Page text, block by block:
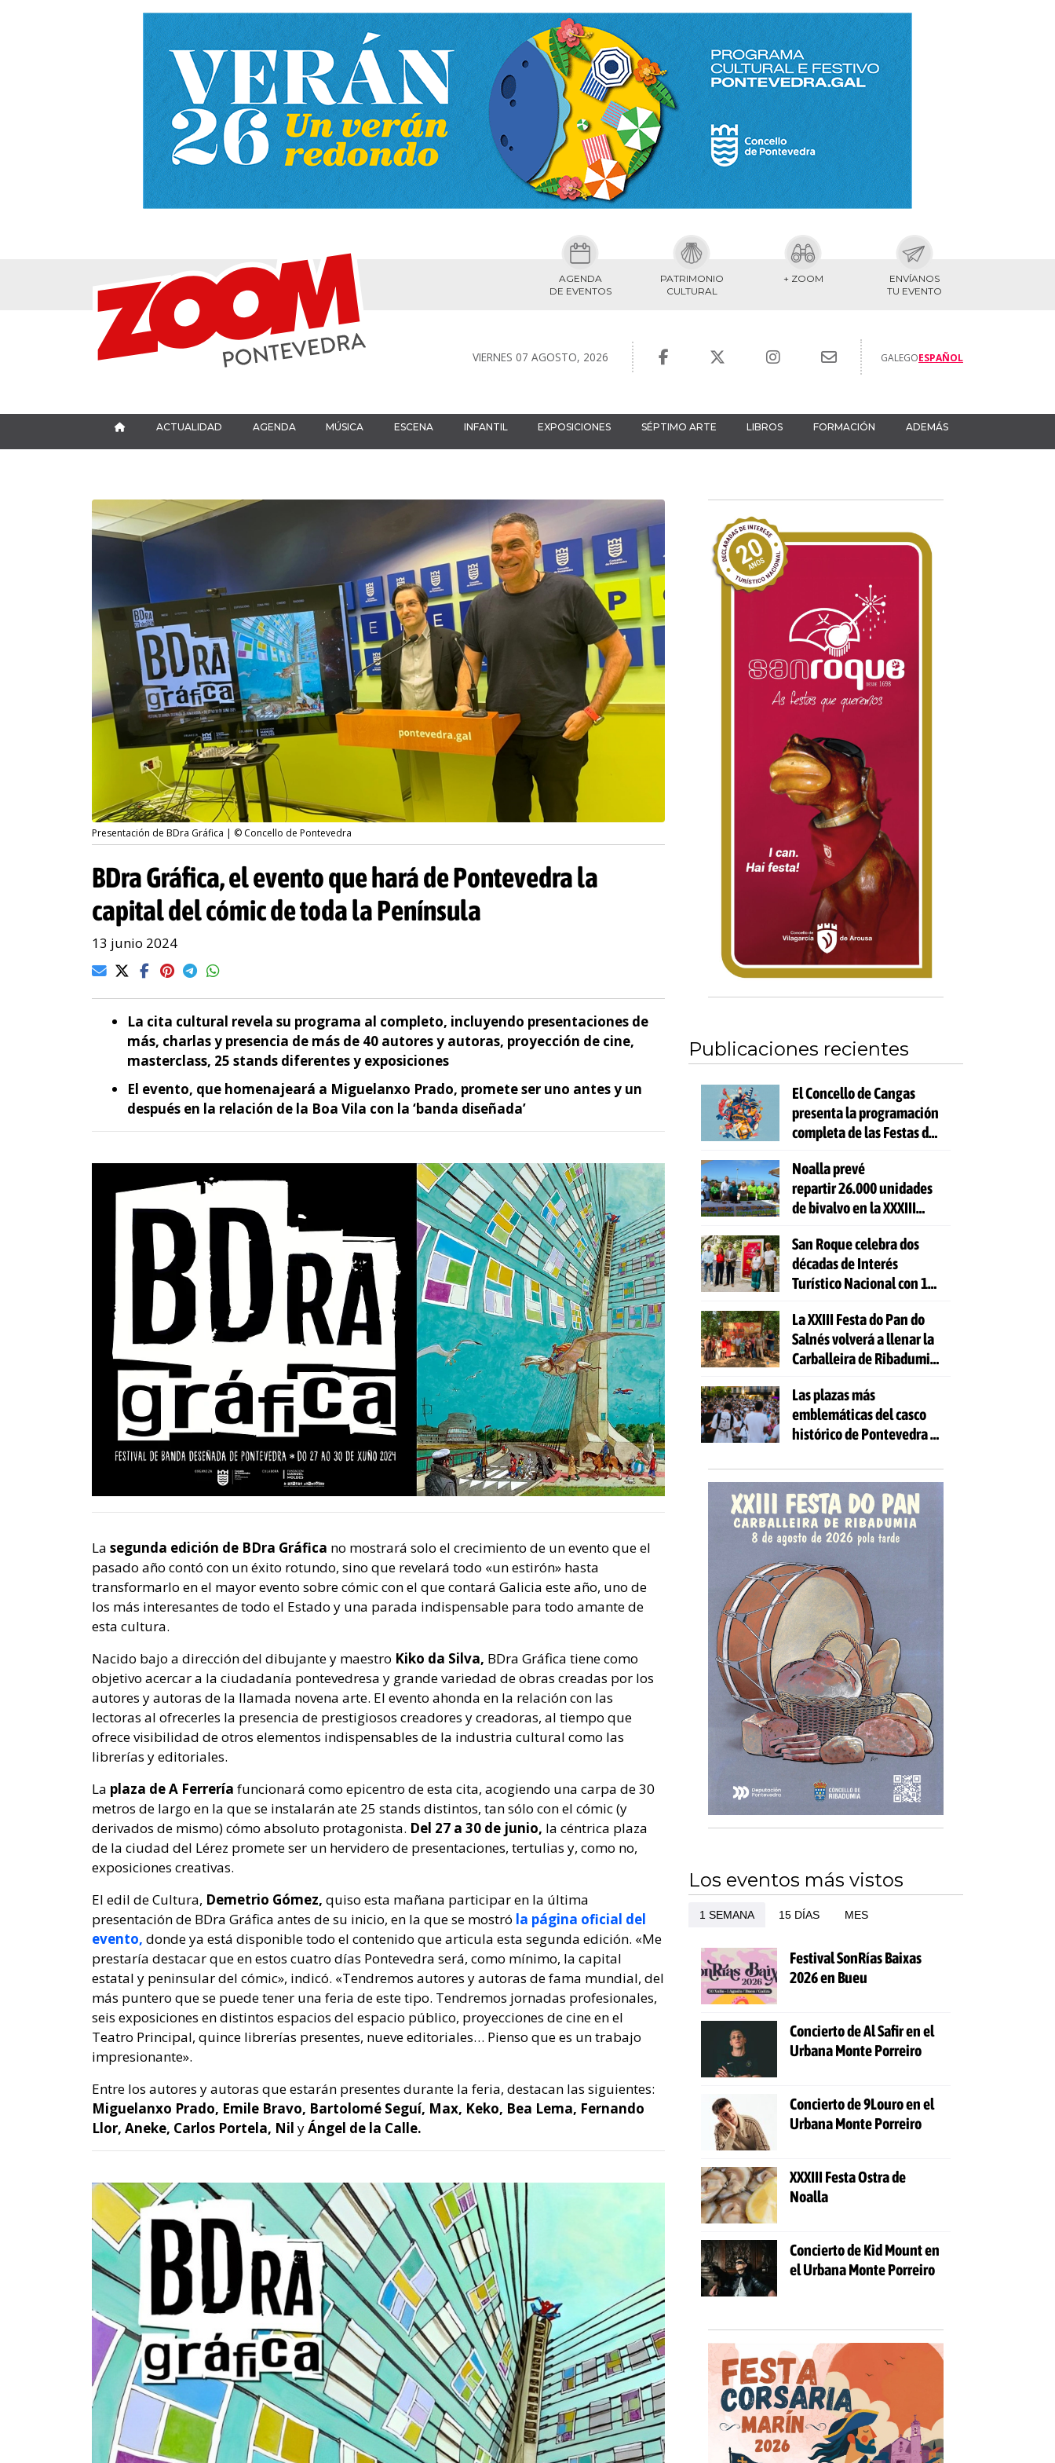
AGENDA
DE EVENTOS
PATRIMONIO
CULTURAL
+ ZOOM
ENVÍANOS
TU EVENTO
VIERNES 07 AGOSTO, 2026 GALEGOESPAÑOL
ACTUALIDAD AGENDA MÚSICA ESCENA INFANTIL EXPOSICIONES SÉPTIMO ARTE LIBROS FORMACIÓN ADEMÁS
Presentación de BDra Gráfica | © Concello de Pontevedra
BDra Gráfica, el evento que hará de Pontevedra la
capital del cómic de toda la Península
13 junio 2024
La cita cultural revela su programa al completo, incluyendo presentaciones de
más, charlas y presencia de más de 40 autores y autoras, proyección de cine,
masterclass, 25 stands diferentes y exposiciones
El evento, que homenajeará a Miguelanxo Prado, promete ser uno antes y un
después en la relación de la Boa Vila con la ‘banda diseñada’
La segunda edición de BDra Gráfica no mostrará solo el crecimiento de un evento que el
pasado año contó con un éxito rotundo, sino que revelará todo «un estirón» hasta
transformarlo en el mayor evento sobre cómic con el que contará Galicia este año, uno de
los más interesantes de todo el Estado y una parada indispensable para todo amante de
esta cultura.
Nacido bajo a dirección del dibujante y maestro Kiko da Silva, BDra Gráfica tiene como
objetivo acercar a la ciudadanía pontevedresa y grande variedad de obras creadas por los
autores y autoras de la llamada novena arte. El evento ahonda en la relación con las
lectoras al ofrecerles la presencia de prestigiosos creadores y creadoras, al tiempo que
ofrece visibilidad de otros elementos indispensables de la industria cultural como las
librerías y editoriales.
La plaza de A Ferrería funcionará como epicentro de esta cita, acogiendo una carpa de 30
metros de largo en la que se instalarán ate 25 stands distintos, tan sólo con el cómic (y
derivados de mismo) cómo absoluto protagonista. Del 27 a 30 de junio, la céntrica plaza
de la ciudad del Lérez promete ser un hervidero de presentaciones, tertulias y, como no,
exposiciones creativas.
El edil de Cultura, Demetrio Gómez, quiso esta mañana participar en la última
presentación de BDra Gráfica antes de su inicio, en la que se mostró la página oficial del
evento, donde ya está disponible todo el contenido que articula esta segunda edición. «Me
prestaría destacar que en estos cuatro días Pontevedra será, como mínimo, la capital
estatal y peninsular del cómic», indicó. «Tendremos autores y autoras de fama mundial, del
más puntero que se puede tener una feria de este tipo. Tendremos jornadas profesionales,
seis exposiciones en distintos espacios del espacio público, proyecciones de cine en el
Teatro Principal, quince librerías presentes, nueve editoriales… Pienso que es un trabajo
impresionante».
Entre los autores y autoras que estarán presentes durante la feria, destacan las siguientes:
Miguelanxo Prado, Emile Bravo, Bartolomé Seguí, Max, Keko, Bea Lema, Fernando
Llor, Aneke, Carlos Portela, Nil yÁngel de la Calle.
Publicaciones recientes
El Concello de Cangas
presenta la programación
completa de las Festas do
Noalla prevé
repartir 26.000 unidades
de bivalvo en la XXXIII
San Roque celebra dos
décadas de Interés
Turístico Nacional con 10
actividades gratuitas
La XXIII Festa do Pan do
Salnés volverá a llenar la
Carballeira de Ribadumia
y actividades para todas
las edades
Las plazas más
emblemáticas del casco
histórico de Pontevedra se
con la celebración de 'Aquí
Cántase'
Los eventos más vistos
1 SEMANA 15 DÍAS MES
Festival SonRías Baixas
2026 en Bueu
Concierto de Al Safir en el
Urbana Monte Porreiro
Concierto de 9Louro en el
Urbana Monte Porreiro
XXXIII Festa Ostra de
Noalla
Concierto de Kid Mount en
el Urbana Monte Porreiro